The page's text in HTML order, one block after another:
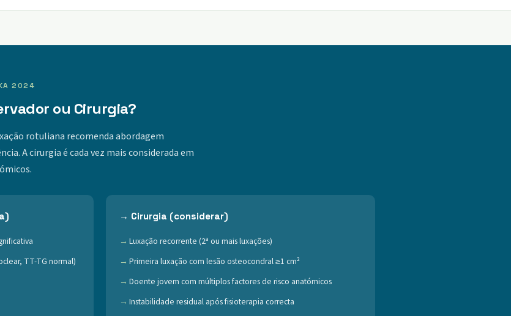
2024
ou Cirurgia?
rotuliana recomenda abordagem
A cirurgia é cada vez mais considerada em
TT-TG normal)
→ Cirurgia (considerar)
Luxação recorrente (2ª ou mais luxações)
Primeira luxação com lesão osteocondral ≥1 cm²
Doente jovem com múltiplos factores de risco anatómicos
Instabilidade residual após fisioterapia correcta